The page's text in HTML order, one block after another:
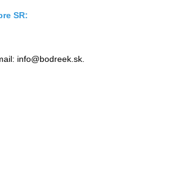
SR:
info@bodreek.sk.